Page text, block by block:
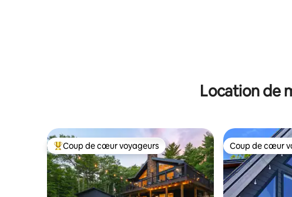
Location de
Coups de cœur voyageurs les plus appréciés
Coup de cœur voyageurs Coup de cœur
Coup de cœur